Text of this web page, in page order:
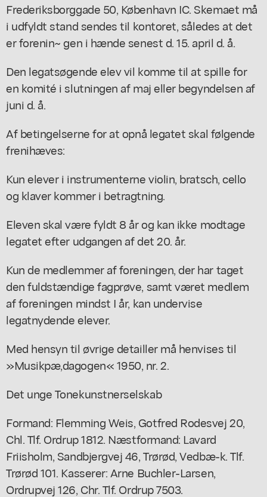
Frederiksborggade 50, København IC. Skemaet må
i udfyldt stand sendes til kontoret, således at det
er forenin~ gen i hænde senest d. 15. april d. å.
Den legatsøgende elev vil komme til at spille for
en komité i slutningen af maj eller begyndelsen af
juni d. å.
Af betingelserne for at opnå legatet skal følgende
frenihæves:
Kun elever i instrumenterne violin, bratsch, cello
og klaver kommer i betragtning.
Eleven skal være fyldt 8 år og kan ikke modtage
legatet efter udgangen af det 20. år.
Kun de medlemmer af foreningen, der har taget
den fuldstændige fagprøve, samt været medlem
af foreningen mindst I år, kan undervise
legatnydende elever.
Med hensyn til øvrige detailler må henvises til
»Musikpæ,dagogen« 1950, nr. 2.
Det unge Tonekunstnerselskab
Formand: Flemming Weis, Gotfred Rodesvej 20,
Chl. Tlf. Ordrup 1812. Næstformand: Lavard
Friisholm, Sandbjergvej 46, Trørød, Vedbæ-k. Tlf.
Trørød 101. Kasserer: Arne Buchler-Larsen,
Ordrupvej 126, Chr. Tlf. Ordrup 7503.